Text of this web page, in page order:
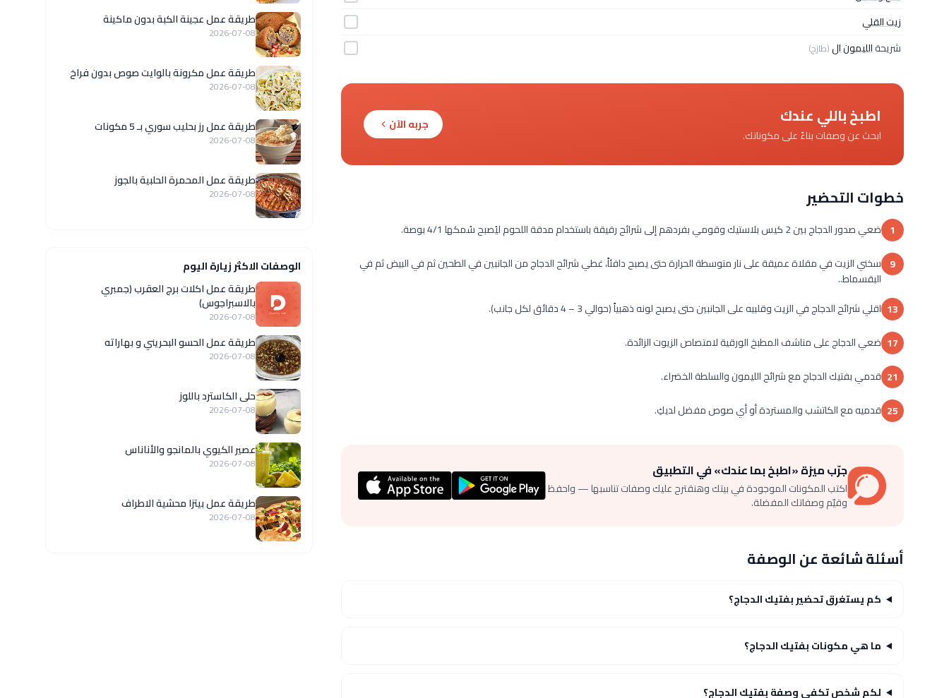
زيت القلي
شريحةالليمون ال(طازج)
اطبخ باللي عندك
ابحث عن وصفات بناءً على مكوناتك.
جربه الآن
خطوات التحضير
1 ضعي صدور الدجاج بين 2 كيس بلاستيك وقومي بفردهم إلى شرائح رقيقة باستخدام مدقة اللحوم ليُصبح سُمكها 4/1 بوصة.
9 سخني الزيت في مقلاة عميقة على نار متوسطة الحرارة حتى يصبح دافئاً، غطي شرائح الدجاج من الجانبين في الطحين ثم في البيض ثم في
البقسماط..
13 اقلي شرائح الدجاج في الزيت وقلبيه على الجانبين حتى يصبح لونه ذهبياً (حوالي 3 – 4 دقائق لكل جانب).
17 ضعي الدجاج على مناشف المطبخ الورقية لامتصاص الزيوت الزائدة.
21 قدمي بفتيك الدجاج مع شرائح الليمون والسلطة الخضراء.
25 قدميه مع الكاتشب والمستردة أو أي صوص مفضل لديكِ.
جرّب ميزة «اطبخ بما عندك» في التطبيق
اكتب المكونات الموجودة في بيتك وهنقترح عليك وصفات تناسبها — واحفظ
وقيّم وصفاتك المفضلة.
أسئلة شائعة عن الوصفة
كم يستغرق تحضير بفتيك الدجاج؟
ما هي مكونات بفتيك الدجاج؟
لكم شخص تكفي وصفة بفتيك الدجاج؟
طريقة عمل عجينة الكبة بدون ماكينة
2026-07-08
طريقة عمل مكرونة بالوايت صوص بدون فراخ
2026-07-08
طريقة عمل رز بحليب سوري بـ 5 مكونات
2026-07-08
طريقة عمل المحمرة الحلبية بالجوز
2026-07-08
الوصفات الاكثر زيارة اليوم
طريقة عمل اكلات برج العقرب (جمبري
بالاسبراجوس)
2026-07-08
طريقة عمل الحسو البحريني و بهاراته
2026-07-08
حلى الكاسترد باللوز
2026-07-08
عصير الكيوي بالمانجو والأناناس
2026-07-08
طريقة عمل بيتزا محشية الاطراف
2026-07-08